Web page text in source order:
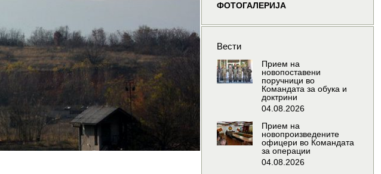
ФОТОГАЛЕРИЈА
Вести
Прием на
новопоставени
поручници во
Командата за обука и
доктрини
04.08.2026
Прием на
новопроизведените
офицери во Командата
за операции
04.08.2026